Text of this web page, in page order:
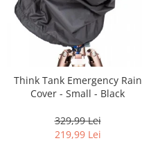
Think Tank Emergency Rain
Cover - Small - Black
329,99 Lei
219,99 Lei